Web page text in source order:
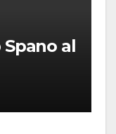
al